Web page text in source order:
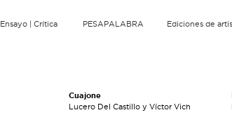
Ensayo | Crítica PESAPALABRA Ediciones de
Cuajone
Lucero Del Castillo y Víctor Vich